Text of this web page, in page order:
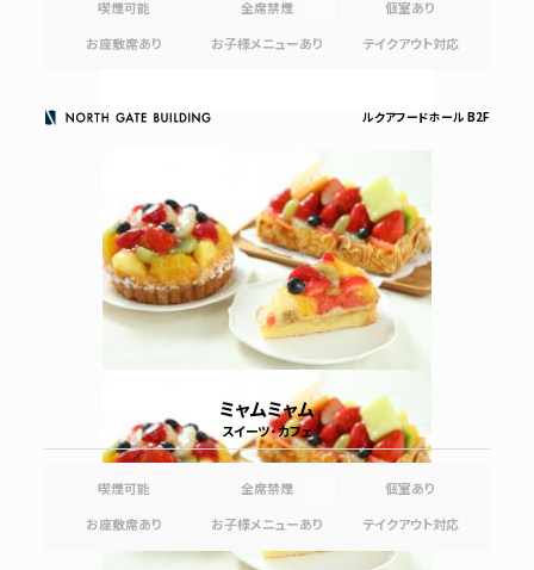
喫煙可能 全席禁煙
個室あり
お座敷席あり
お子様メニューあり テイクアウト対応
ルクアフードホール B2F
ミャムミャム
スイーツ・カフェ
喫煙可能 全席禁煙
個室あり
お座敷席あり
お子様メニューあり テイクアウト対応